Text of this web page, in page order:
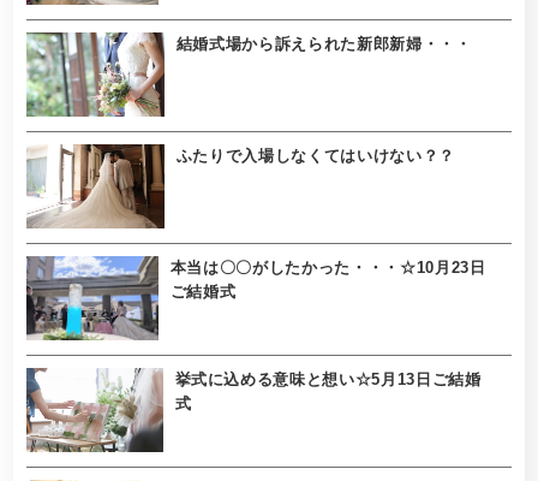
結婚式場から訴えられた新郎新婦・・・
ふたりで入場しなくてはいけない？？
本当は〇〇がしたかった・・・☆10月23日
ご結婚式
挙式に込める意味と想い☆5月13日ご結婚
式